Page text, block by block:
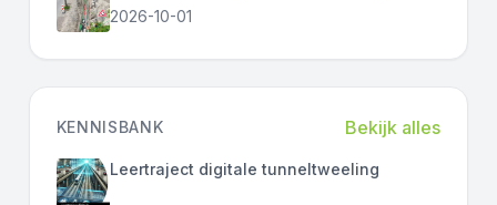
2026-10-01
KENNISBANK Bekijk alles
Leertraject digitale tunneltweeling